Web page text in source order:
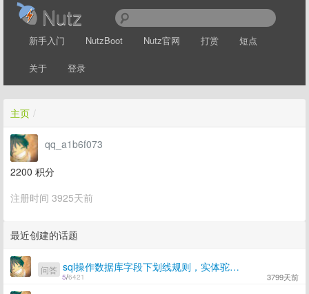
Nutz
新手入门 NutzBoot Nutz官网 打赏 短点
关于 登录
主页 /
qq_a1b6f073
2200 积分
注册时间 3925天前
最近创建的话题
5/6421 3799天前
问答 sql操作数据库字段下划线规则，实体驼峰命名规则的使用